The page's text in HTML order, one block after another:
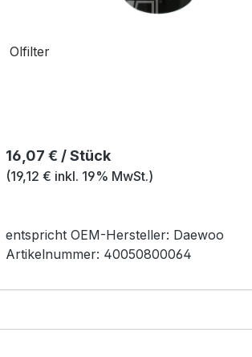
Olfilter
Regulärer Preis:
16,07 € / Stück
(19,12 € inkl. 19% MwSt.)
entspricht OEM-Hersteller: Daewoo
Artikelnummer: 40050800064